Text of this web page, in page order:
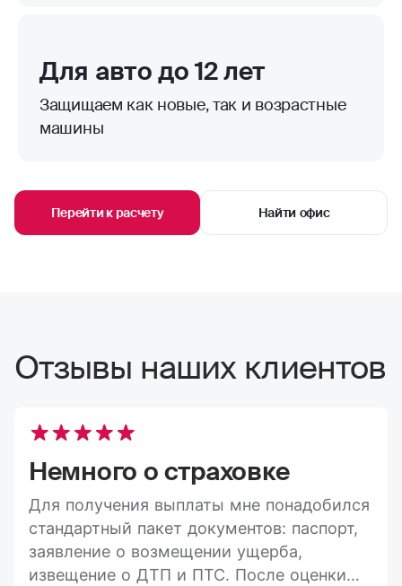
Для авто до 12 лет
Защищаем как новые, так и возрастные
машины
Перейти к расчету Найти офис
Отзывы наших клиентов
Немного о страховке
Для получения выплаты мне понадобился
стандартный пакет документов: паспорт,
заявление о возмещении ущерба,
извещение о ДТП и ПТС. После оценки